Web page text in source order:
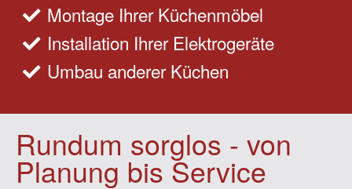
Montage Ihrer Küchenmöbel
Installation Ihrer Elektrogeräte
Umbau anderer Küchen
Rundum sorglos - von
Planung bis Service